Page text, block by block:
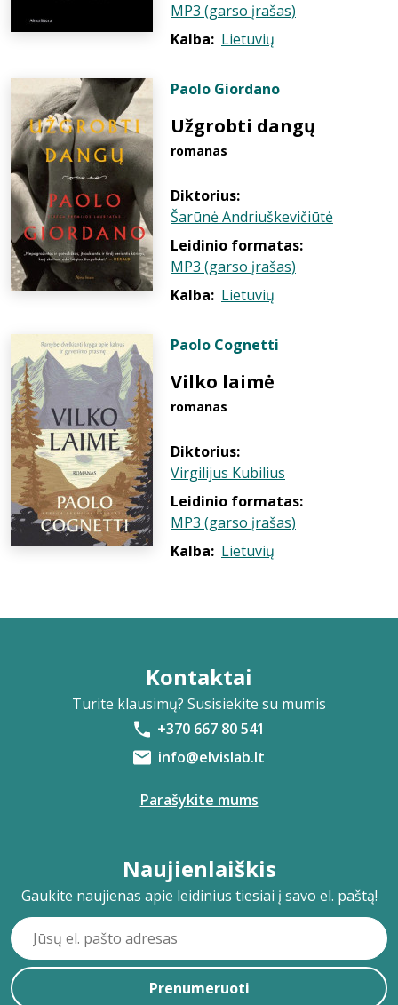
MP3 (garso įrašas)
Kalba: Lietuvių
Paolo Giordano
Užgrobti dangų
romanas
Diktorius:
Šarūnė Andriuškevičiūtė
Leidinio formatas:
MP3 (garso įrašas)
Kalba: Lietuvių
Paolo Cognetti
Vilko laimė
romanas
Diktorius:
Virgilijus Kubilius
Leidinio formatas:
MP3 (garso įrašas)
Kalba: Lietuvių
Kontaktai
Turite klausimų? Susisiekite su mumis
+370 667 80 541
info@elvislab.lt
Parašykite mums
Naujienlaiškis
Gaukite naujienas apie leidinius tiesiai į savo el. paštą!
Prenumeruoti